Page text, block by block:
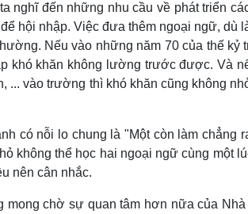
nghĩ đến những nhu cầu về phát triển
hội nhập. Việc đưa thêm ngoại ngữ, dù
Nếu vào những năm 70 của thế
khó khăn không lường trước được. Và
... vào trường thì khó khăn cũng không
có nỗi lo chung là "Một còn làm chẳng
không thể học hai ngoại ngữ cùng một
nên cân nhắc.
mong chờ sự quan tâm hơn nữa của